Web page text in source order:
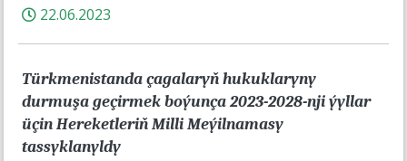
22.06.2023
Türkmenistanda çagalaryň hukuklaryny
durmuşa geçirmek boýunça 2023-2028-nji ýyllar
üçin Hereketleriň Milli Meýilnamasy
tassyklanyldy